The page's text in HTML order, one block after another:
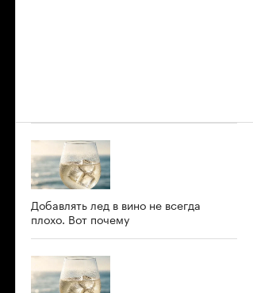
Добавлять лед в вино не всегда
плохо. Вот почему